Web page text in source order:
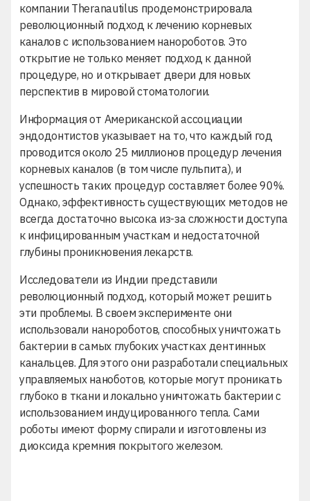
компании Theranautilus продемонстрировала
революционный подход к лечению корневых
каналов с использованием нанороботов. Это
открытие не только меняет подход к данной
процедуре, но и открывает двери для новых
перспектив в мировой стоматологии.
Информация от Американской ассоциации
эндодонтистов указывает на то, что каждый год
проводится около 25 миллионов процедур лечения
корневых каналов (в том числе пульпита), и
успешность таких процедур составляет более 90%.
Однако, эффективность существующих методов не
всегда достаточно высока из-за сложности доступа
к инфицированным участкам и недостаточной
глубины проникновения лекарств.
Исследователи из Индии представили
революционный подход, который может решить
эти проблемы. В своем эксперименте они
использовали нанороботов, способных уничтожать
бактерии в самых глубоких участках дентинных
канальцев. Для этого они разработали специальных
управляемых наноботов, которые могут проникать
глубоко в ткани и локально уничтожать бактерии с
использованием индуцированного тепла. Сами
роботы имеют форму спирали и изготовлены из
диоксида кремния покрытого железом.